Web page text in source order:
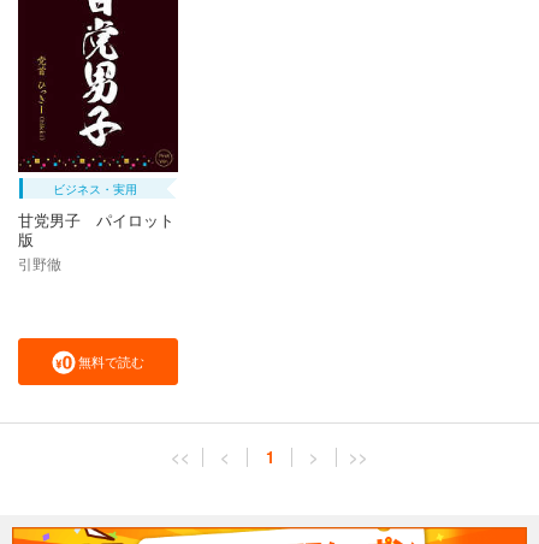
ビジネス・実用
甘党男子 パイロット
版
引野徹
無料で読む
<< < 1 > >>